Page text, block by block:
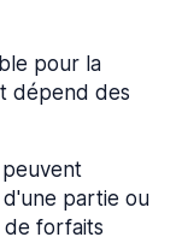
pour la
dépend des
d'une partie ou
de forfaits